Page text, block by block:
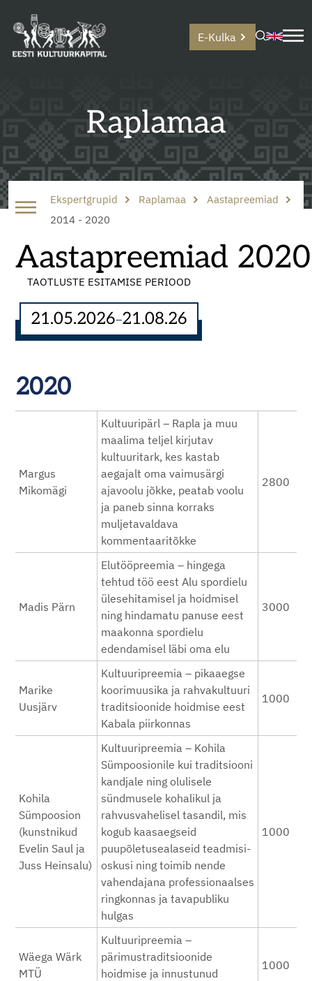
E-Kulka
Raplamaa
Ekspertgrupid Raplamaa
Aastapreemiad
2014 - 2020
Aastapreemiad 2020
TAOTLUSTE ESITAMISE PERIOOD
21.05.2026–21.08.26
2020
Margus
Mikomägi
Kultuuripärl – Rapla ja muu
maalima teljel kirjutav
kultuuritark, kes kastab
aegajalt oma vaimusärgi
ajavoolu jõkke, peatab voolu
ja paneb sinna korraks
muljetavaldava
kommentaaritõkke
2800
Madis Pärn
Elutööpreemia – hingega
tehtud töö eest Alu spordielu
ülesehitamisel ja hoidmisel
ning hindamatu panuse eest
maakonna spordielu
edendamisel läbi oma elu
3000
Marike
Uusjärv
Kultuuripreemia – pikaaegse
koorimuusika ja rahvakultuuri
traditsioonide hoidmise eest
Kabala piirkonnas
1000
Kohila
Sümpoosion
(kunstnikud
Evelin Saul ja
Juss Heinsalu)
Kultuuripreemia – Kohila
Sümpoosionile kui traditsiooni
kandjale ning olulisele
sündmusele kohalikul ja
rahvusvahelisel tasandil, mis
kogub kaasaegseid
puupõletusealaseid teadmisi-
oskusi ning toimib nende
vahendajana professionaalses
ringkonnas ja tavapubliku
hulgas
1000
Wäega Wärk
MTÜ
Kultuuripreemia –
pärimustraditsioonide
hoidmise ja innustunud
1000